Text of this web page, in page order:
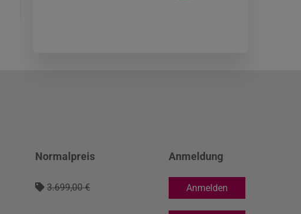
Normalpreis Anmeldung
3.699,00 € Anmelden